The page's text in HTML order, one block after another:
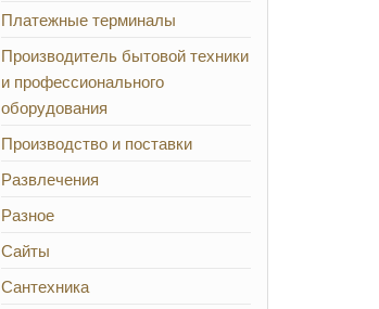
Платежные терминалы
Производитель бытовой техники
и профессионального
оборудования
Производство и поставки
Развлечения
Разное
Сайты
Сантехника